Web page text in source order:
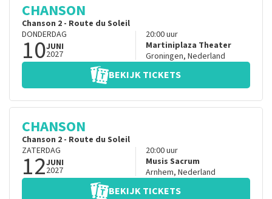
CHANSON
Chanson 2 - Route du Soleil
DONDERDAG
10JUNI
2027
20:00uur
Martiniplaza Theater
Groningen, Nederland
BEKIJK TICKETS
CHANSON
Chanson 2 - Route du Soleil
ZATERDAG
12JUNI
2027
20:00uur
Musis Sacrum
Arnhem, Nederland
BEKIJK TICKETS